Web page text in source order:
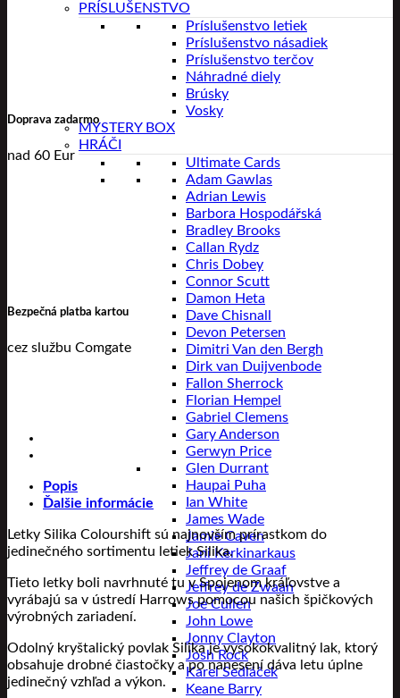
PRÍSLUŠENSTVO
Príslušenstvo letiek
Príslušenstvo násadiek
Príslušenstvo terčov
Náhradné diely
Brúsky
Vosky
MYSTERY BOX
HRÁČI
Ultimate Cards
Adam Gawlas
Adrian Lewis
Barbora Hospodářská
Bradley Brooks
Callan Rydz
Chris Dobey
Connor Scutt
Damon Heta
Dave Chisnall
Devon Petersen
Dimitri Van den Bergh
Dirk van Duijvenbode
Fallon Sherrock
Florian Hempel
Gabriel Clemens
Gary Anderson
Gerwyn Price
Glen Durrant
Haupai Puha
Ian White
James Wade
Jamie Caven
Jani Kerkinarkaus
Jeffrey de Graaf
Jeffrey de Zwaan
Joe Cullen
John Lowe
Jonny Clayton
Josh Rock
Karel Sedláček
Keane Barry
Doprava zadarmo
nad 60 Eur
Bezpečná platba kartou
cez službu Comgate
Popis
Ďalšie informácie
Letky Silika Colourshift sú najnovším prírastkom do
jedinečného sortimentu letiek Silika.
Tieto letky boli navrhnuté tu v Spojenom kráľovstve a
vyrábajú sa v ústredí Harrows pomocou našich špičkových
výrobných zariadení.
Odolný kryštalický povlak Silika je vysokokvalitný lak, ktorý
obsahuje drobné čiastočky a po nanesení dáva letu úplne
jedinečný vzhľad a výkon.